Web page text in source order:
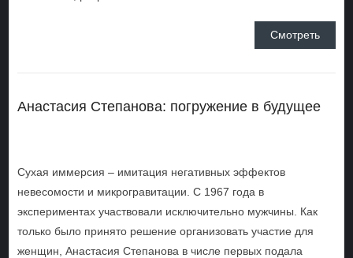
Смотреть
Анастасия Степанова: погружение в будущее
Сухая иммерсия – имитация негативных эффектов
невесомости и микрогравитации. С 1967 года в
экспериментах участвовали исключительно мужчины. Как
только было принято решение организовать участие для
женщин, Анастасия Степанова в числе первых подала